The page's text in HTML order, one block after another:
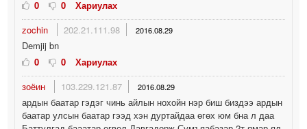
0
0
Хариулах
zochin
202.21.111.98 2016.08.29
Demjij bn
0
0
Хариулах
зоёин
103.229.121.87 2016.08.29
ардын баатар гэдэг чинь айлын нохойн нэр биш биздээ ардын
баатар улсын баатар гээд хэн дуртайдаа өгөх юм бна л даа